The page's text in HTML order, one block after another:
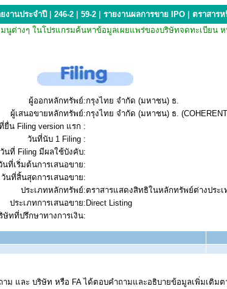
งานประจำปี 246-2 59-2 รายงานผลการขาย IPO ตราสาร
มนูต่างๆ ในโปรแกรมค้นหาข้อมูลเผยแพร่ของบริษัทจดทะเบี
ผู้ออกหลักทรัพย์:กรุงไทย จำกัด (มหาชน) ธ.
ผู้เสนอขายหลักทรัพย์:กรุงไทย จำกัด (มหาชน) ธ.
ยื่น Filing version แรก :
วันที่นับ 1 Filing :
วันที่ Filing มีผลใช้บังคับ:
นที่เริ่มต้นการเสนอขาย:
วันที่สิ้นสุดการเสนอขาย:
ประเภทหลักทรัพย์:ตราสารแสดงสิทธิในหลักทรัพย์ต่างประเ
ประเภทการเสนอขาย:Direct Listing
ษัทที่ปรึกษาทางการเงิน:
และ บริษัท หรือ FA ได้ตอบคำถามและอธิบายข้อมูลเพิ่มเติมต